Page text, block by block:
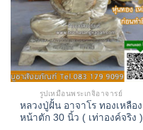
รูปเหมือนพระเกจิอาจารย์
หลวงปู่ฝั้น อาจาโร ทองเหลือง
หน้าตัก 30 นิ้ว ( เท่าองค์จริง )